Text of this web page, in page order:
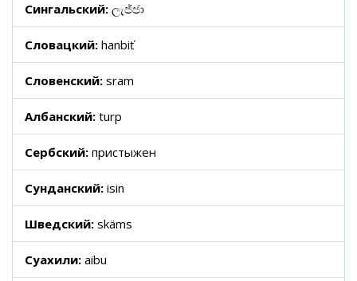
Сингальский: ලැජ්ජා
Словацкий: hanbiť
Словенский: sram
Албанский: turp
Сербский: пристыжен
Сунданский: isin
Шведский: skäms
Суахили: aibu